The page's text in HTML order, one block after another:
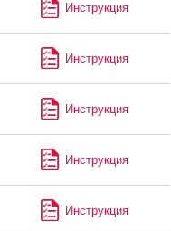
Инструкция
Инструкция
Инструкция
Инструкция
Инструкция